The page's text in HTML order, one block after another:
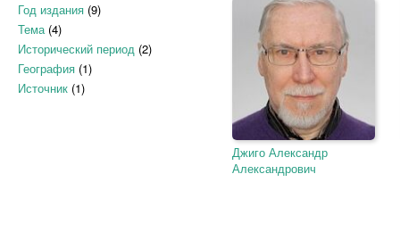
Год издания (9)
Тема(4)
Исторический период (2)
География (1)
Источник (1)
Джиго Александр
Александрович